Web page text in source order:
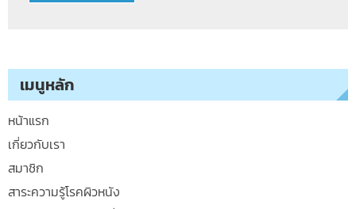
เมนูหลัก
หน้าแรก
เกี่ยวกับเรา
สมาชิก
สาระความรู้โรคผิวหนัง